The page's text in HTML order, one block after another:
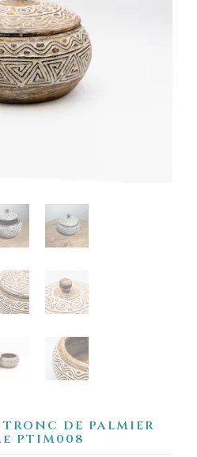
DE PALMIER
PTIM008